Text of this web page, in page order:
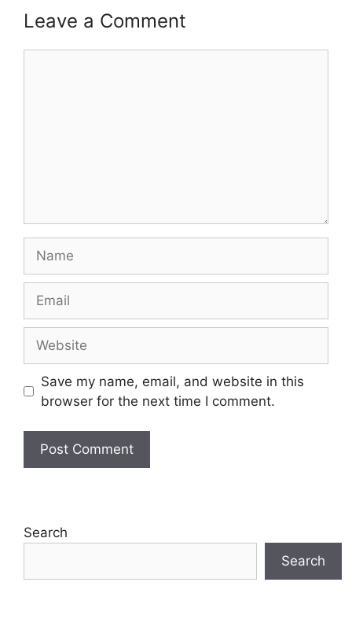
Leave a Comment
Save my name, email, and website in this
browser for the next time I comment.
Search
Search